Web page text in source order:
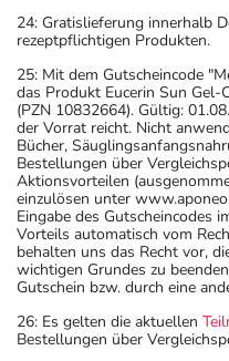
24: Gratislieferung innerhalb
rezeptpflichtigen Produkten.
25: Mit dem Gutscheincode
das Produkt Eucerin Sun
(PZN 10832664). Gültig:
der Vorrat reicht. Nicht
Bücher,
Bestellungen über
Aktionsvorteilen
einzulösen unter
Eingabe des Gutscheincodes
Vorteils automatisch vom
behalten uns das Recht vor,
wichtigen Grundes zu
Gutschein bzw. durch eine
26: Es gelten die aktuellen
Bestellungen über